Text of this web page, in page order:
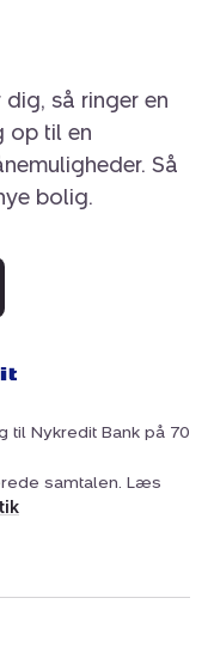
så ringer en
op til en
Så
bolig.
til Nykredit Bank på 70
samtalen. Læs